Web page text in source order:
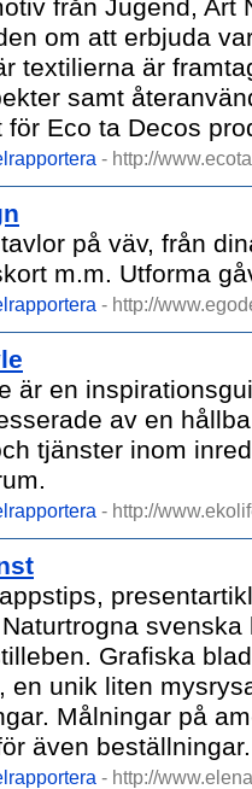
från Jugend, Art
om att erbjuda
textilierna är
samt
för Eco ta Decos
- http://
på väv, från
m.m. Utforma
- http://
är en
av en
tjänster inom
- http://
Grafiska
en unik liten
Målningar på
även beställningar.
- http://